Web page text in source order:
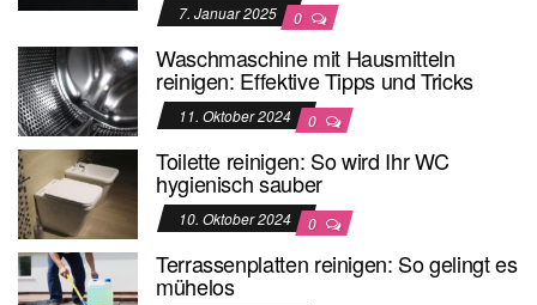
7. Januar 2025 0
Waschmaschine mit Hausmitteln
reinigen: Effektive Tipps und Tricks
11. Oktober 2024 0
Toilette reinigen: So wird Ihr WC
hygienisch sauber
10. Oktober 2024 0
Terrassenplatten reinigen: So gelingt es
mühelos